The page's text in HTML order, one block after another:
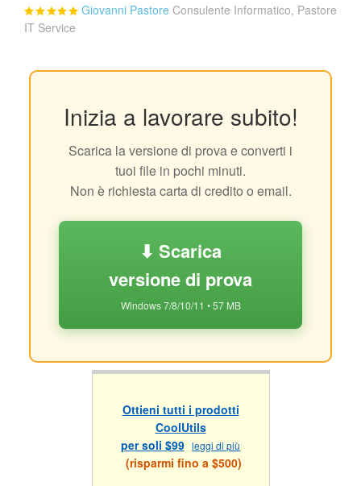
Giovanni Pastore Consulente Informatico, Pastore
IT Service
Inizia a lavorare subito!
Scarica la versione di prova e converti i
tuoi file in pochi minuti.
Non è richiesta carta di credito o email.
⬇ Scarica
versione di prova
Windows 7/8/10/11 • 57 MB
Ottieni tutti i prodotti
CoolUtils
per soli $99 leggi di più
(risparmi fino a $500)